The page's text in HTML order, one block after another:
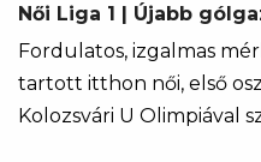
Női Liga 1 | Újabb
Fordulatos, izgalmas
tartott itthon női, első
Kolozsvári U Olimpiával